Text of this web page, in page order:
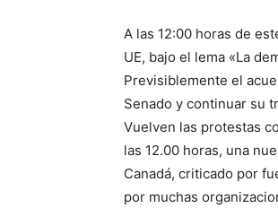
A las 12:00 horas de
UE, bajo el lema «La
Previsiblemente el
Senado y continuar su
Vuelven las protestas
las 12.00 horas, una
Canadá, criticado por
por muchas